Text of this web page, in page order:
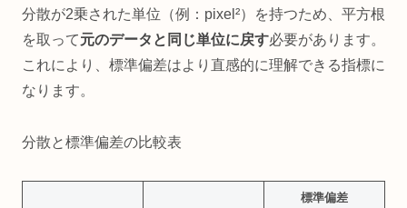
分散が2乗された単位（例：pixel²）を持つため、平方根
を取って元のデータと同じ単位に戻す必要があります。
これにより、標準偏差はより直感的に理解できる指標に
なります。
分散と標準偏差の比較表
標準偏差